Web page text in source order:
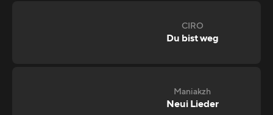
CIRO
Du bist weg
Maniakzh
Neui Lieder